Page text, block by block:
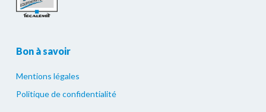
Bon à savoir
Mentions légales
Politique de confidentialité